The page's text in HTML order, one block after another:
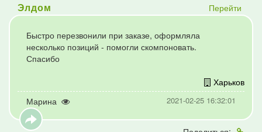
Элдом Перейти
Быстро перезвонили при заказе, оформляла
несколько позиций - помогли скомпоновать.
Спасибо
Харьков
Марина
2021-02-25 16:32:01